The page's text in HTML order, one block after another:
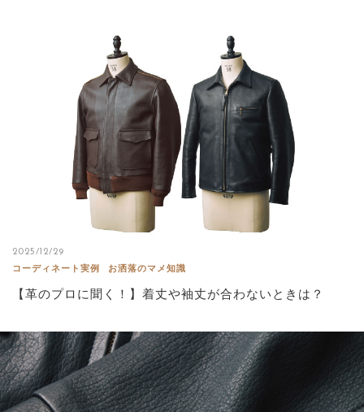
2025/12/29
コーディネート実例
お洒落のマメ知識
【革のプロに聞く！】着丈や袖丈が合わないときは？